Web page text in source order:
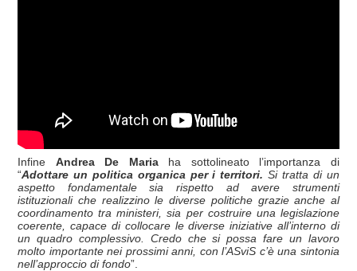
Infine Andrea De Mariaha sottolineato l’importanza di
“Adottare un politica organica per i territori.Si tratta di un
aspetto fondamentale sia rispetto ad avere strumenti
istituzionali che realizzino le diverse politiche grazie anche al
coordinamento tra ministeri, sia per costruire una legislazione
coerente, capace di collocare le diverse iniziative all’interno di
un quadro complessivo. Credo che si possa fare un lavoro
molto importante nei prossimi anni, con l’ASviS c’è una sintonia
nell’approccio di fondo”.